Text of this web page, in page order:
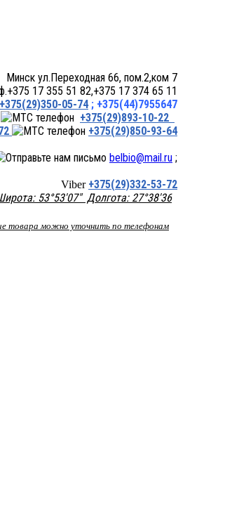
пом.2,ком 7
17 355 51 82,+375 17 374 65 11
+375(29)350-05-74 ; +375(44)7955647
+375(29)893-10-22
+375(29)850-93-64
belbio@mail.ru ;
Viber +375(29)332-53-72
53°53'07" Долгота: 27°38'36
товара можно уточнить по телефонам